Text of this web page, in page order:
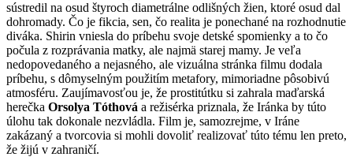
sústredil na osud štyroch diametrálne odlišných žien, ktoré osud dal
dohromady. Čo je fikcia, sen, čo realita je ponechané na rozhodnutie
diváka. Shirin vniesla do príbehu svoje detské spomienky a to čo
počula z rozprávania matky, ale najmä starej mamy. Je veľa
nedopovedaného a nejasného, ale vizuálna stránka filmu dodala
príbehu, s dômyselným použitím metafory, mimoriadne pôsobivú
atmosféru. Zaujímavosťou je, že prostitútku si zahrala maďarská
herečka Orsolya Tóthová a režisérka priznala, že Iránka by túto
úlohu tak dokonale nezvládla. Film je, samozrejme, v Iráne
zakázaný a tvorcovia si mohli dovoliť realizovať túto tému len preto,
že žijú v zahraničí.